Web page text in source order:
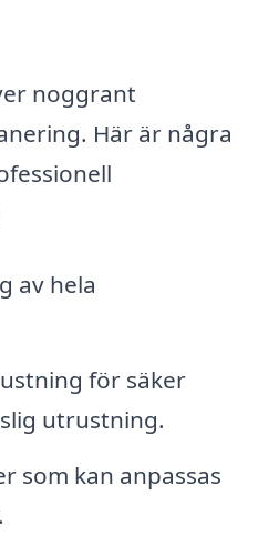
noggrant
Här är några
av hela
för säker
utrustning.
som kan anpassas